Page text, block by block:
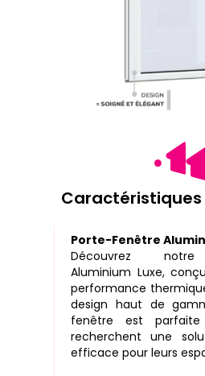
Porte-Fenêtre
Découvrez notre
Aluminium Luxe,
performance
design haut de
fenêtre est
recherchent une
efficace pour leurs